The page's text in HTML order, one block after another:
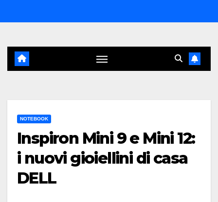
al
NOTEBOOK
Inspiron Mini 9 e Mini 12:
i nuovi gioiellini di casa
DELL